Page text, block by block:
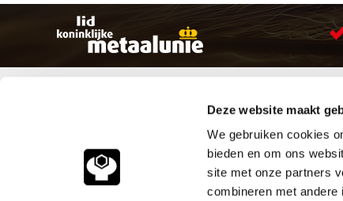
Deze website maakt
We gebruiken cookies
bieden en om ons
site met onze partners
combineren met
Klantenservice
Vacatures
Aandrijftechniek
Bevestigings materialen
Hydrauliek onderdelen
Leidingcomponenten
Pneumatiek
Verbruiksartikelen